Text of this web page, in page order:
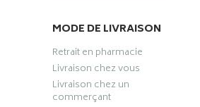
MODE DE LIVRAISON
Retrait en pharmacie
Livraison chez vous
Livraison chez un
commerçant